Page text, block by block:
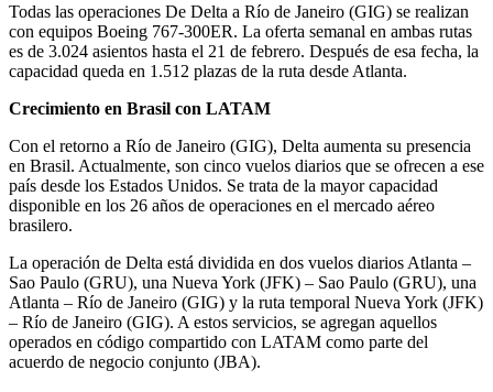
Todas las operaciones De Delta a Río de Janeiro (GIG) se realizan
con equipos Boeing 767-300ER. La oferta semanal en ambas rutas
es de 3.024 asientos hasta el 21 de febrero. Después de esa fecha, la
capacidad queda en 1.512 plazas de la ruta desde Atlanta.
Crecimiento en Brasil con LATAM
Con el retorno a Río de Janeiro (GIG), Delta aumenta su presencia
en Brasil. Actualmente, son cinco vuelos diarios que se ofrecen a ese
país desde los Estados Unidos. Se trata de la mayor capacidad
disponible en los 26 años de operaciones en el mercado aéreo
brasilero.
La operación de Delta está dividida en dos vuelos diarios Atlanta –
Sao Paulo (GRU), una Nueva York (JFK) – Sao Paulo (GRU), una
Atlanta – Río de Janeiro (GIG) y la ruta temporal Nueva York (JFK)
– Río de Janeiro (GIG). A estos servicios, se agregan aquellos
operados en código compartido con LATAM como parte del
acuerdo de negocio conjunto (JBA).